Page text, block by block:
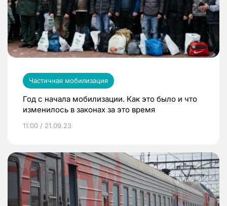
Частичная мобилизация
Год с начала мобилизации. Как это было и что
изменилось в законах за это время
11:00 / 21.09.23